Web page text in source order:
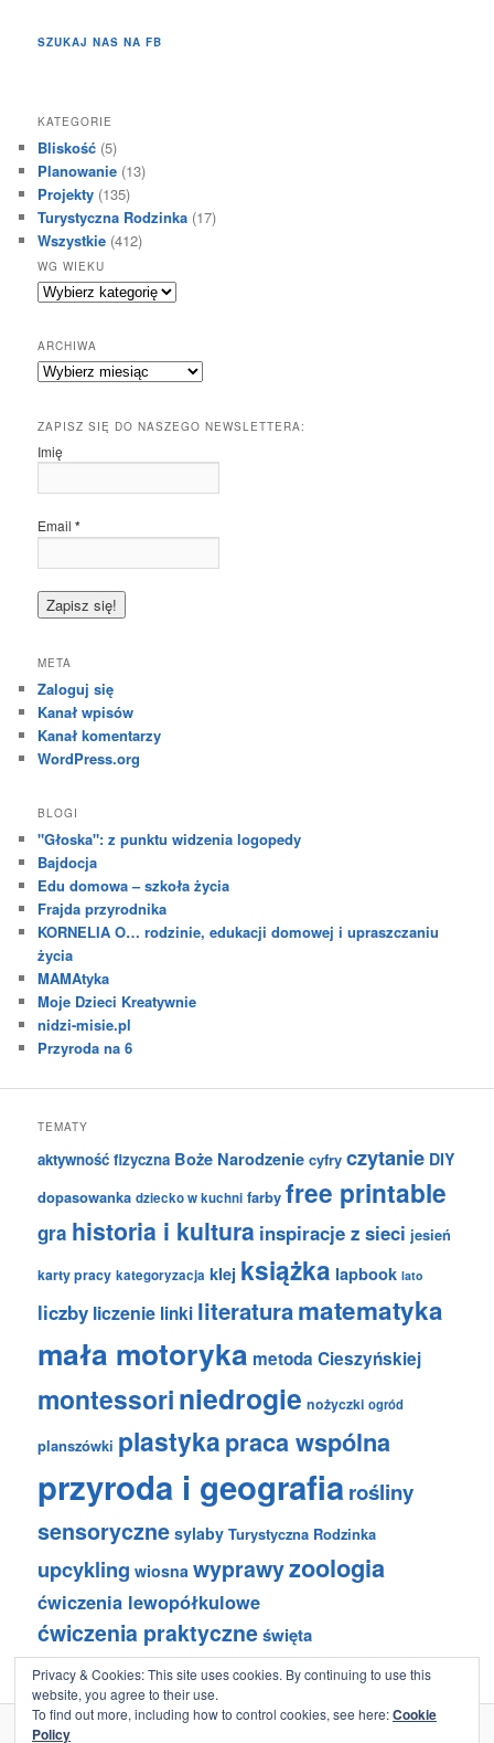
SZUKAJ NAS NA FB
KATEGORIE
Bliskość (5)
Planowanie (13)
Projekty (135)
Turystyczna Rodzinka (17)
Wszystkie (412)
WG WIEKU
ARCHIWA
Archiwa
ZAPISZ SIĘ DO NASZEGO NEWSLETTERA:
Imię
Email*
META
Zaloguj się
Kanał wpisów
Kanał komentarzy
WordPress.org
BLOGI
"Głoska": z punktu widzenia logopedy
Bajdocja
Edu domowa – szkoła życia
Frajda przyrodnika
KORNELIA O… rodzinie, edukacji domowej i upraszczaniu
życia
MAMAtyka
Moje Dzieci Kreatywnie
nidzi-misie.pl
Przyroda na 6
TEMATY
aktywność fizyczna Boże Narodzenie cyfry czytanie DIY
dopasowanka dziecko w kuchni farby free printable
gra historia i kultura inspiracje z sieci jesień
karty pracy kategoryzacja klej książka lapbook lato
liczby liczenie linki literaturamatematyka
mała motoryka metoda Cieszyńskiej
montessoriniedrogie nożyczki ogród
planszówki plastykapraca wspólna
przyroda i geografiarośliny
sensoryczne sylaby Turystyczna Rodzinka
upcykling wiosna wyprawyzoologia
ćwiczenia lewopółkulowe
ćwiczenia praktyczneświęta
Privacy & Cookies: This site uses cookies. By continuing to use this
website, you agree to their use.
To find out more, including how to control cookies, see here:Cookie
Policy